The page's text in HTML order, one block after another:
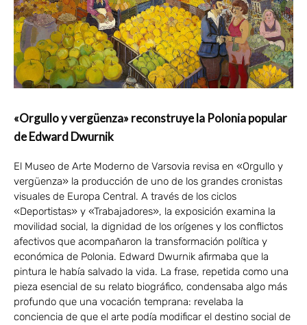
«Orgullo y vergüenza» reconstruye la Polonia popular
de Edward Dwurnik
El Museo de Arte Moderno de Varsovia revisa en «Orgullo y
vergüenza» la producción de uno de los grandes cronistas
visuales de Europa Central. A través de los ciclos
«Deportistas» y «Trabajadores», la exposición examina la
movilidad social, la dignidad de los orígenes y los conflictos
afectivos que acompañaron la transformación política y
económica de Polonia. Edward Dwurnik afirmaba que la
pintura le había salvado la vida. La frase, repetida como una
pieza esencial de su relato biográfico, condensaba algo más
profundo que una vocación temprana: revelaba la
conciencia de que el arte podía modificar el destino social de